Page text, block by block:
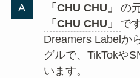
「CHU CHU」
の
「CHU CHU」
で
Dreamers Labelか
グルで、TikTokや
います。